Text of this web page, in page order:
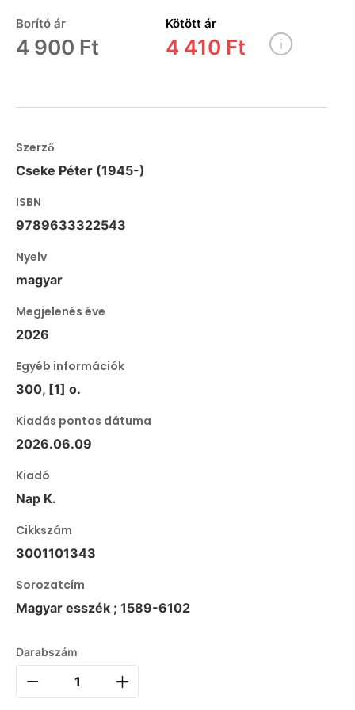
Borító ár
4 900 Ft
Kötött ár
4 410 Ft
Szerző
Cseke Péter (1945-)
ISBN
9789633322543
Nyelv
magyar
Megjelenés éve
2026
Egyéb információk
300, [1] o.
Kiadás pontos dátuma
2026.06.09
Kiadó
Nap K.
Cikkszám
3001101343
Sorozatcím
Magyar esszék ; 1589-6102
Darabszám